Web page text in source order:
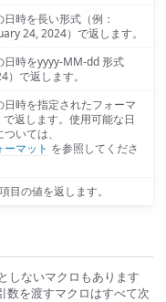
時を長い形式（例：
24, 2024）で返します。
日時をyyyy-MM-dd 形式
）で返します。
日時を指定されたフォーマ
で返します。使用可能な日
いては、
マット を参照してくださ
目の値を返します。
しないマクロもあります
数を渡すマクロはすべて次